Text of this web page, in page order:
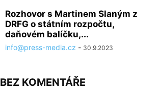
Rozhovor s Martinem Slaným z
DRFG o státním rozpočtu,
daňovém balíčku,...
info@press-media.cz - 30.9.2023
BEZ KOMENTÁŘE